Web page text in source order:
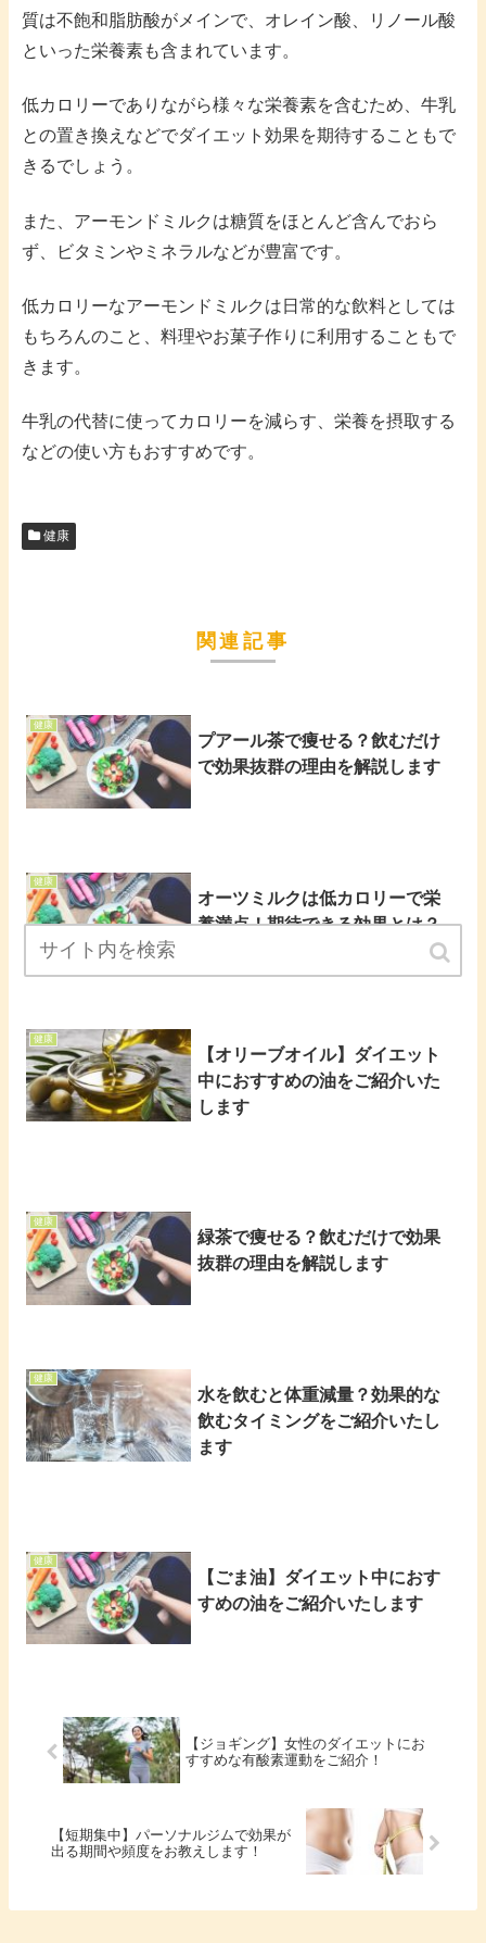
質は不飽和脂肪酸がメインで、オレイン酸、リノール酸
といった栄養素も含まれています。
低カロリーでありながら様々な栄養素を含むため、牛乳
との置き換えなどでダイエット効果を期待することもで
きるでしょう。
また、アーモンドミルクは糖質をほとんど含んでおら
ず、ビタミンやミネラルなどが豊富です。
低カロリーなアーモンドミルクは日常的な飲料としては
もちろんのこと、料理やお菓子作りに利用することもで
きます。
牛乳の代替に使ってカロリーを減らす、栄養を摂取する
などの使い方もおすすめです。
健康
関連記事
健康
プアール茶で痩せる？飲むだけ
で効果抜群の理由を解説します
健康
オーツミルクは低カロリーで栄
養満点！期待できる効果とは？
健康
【オリーブオイル】ダイエット
中におすすめの油をご紹介いた
します
健康
緑茶で痩せる？飲むだけで効果
抜群の理由を解説します
健康
水を飲むと体重減量？効果的な
飲むタイミングをご紹介いたし
ます
健康
【ごま油】ダイエット中におす
すめの油をご紹介いたします
【ジョギング】女性のダイエットにお
すすめな有酸素運動をご紹介！
【短期集中】パーソナルジムで効果が
出る期間や頻度をお教えします！